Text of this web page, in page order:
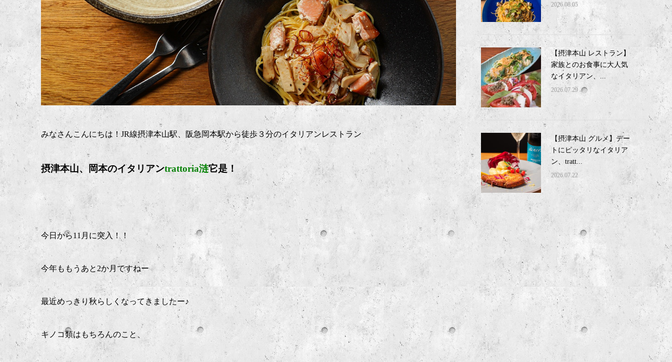
みなさんこんにちは！JR線摂津本山駅、阪急岡本駅から徒歩３分のイタリアンレストラン
摂津本山、岡本のイタリアンtrattoria涟它是！
今日から11月に突入！！
今年ももうあと2か月ですねー
最近めっきり秋らしくなってきましたー♪
キノコ類はもちろんのこと、
2026.08.05
【摂津本山 レストラン】
家族とのお食事に大人気
なイタリアン、...
2026.07.29
【摂津本山 グルメ】デー
トにピッタリなイタリア
ン、tratt...
2026.07.22